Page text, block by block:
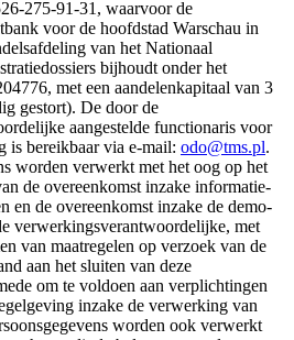
275-91-31, waarvoor de
voor de hoofdstad Warschau in
van het Nationaal
bijhoudt onder het
met een aandelenkapitaal van 3
gestort). De door de
aangestelde functionaris voor
is bereikbaar via e-mail: odo@tms.pl.
worden verwerkt met het oog op het
de overeenkomst inzake informatie-
en de overeenkomst inzake de demo-
verwerkingsverantwoordelijke, met
van maatregelen op verzoek van de
aan het sluiten van deze
om te voldoen aan verplichtingen
inzake de verwerking van
worden ook verwerkt